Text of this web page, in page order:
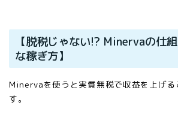
【脱税じゃない!? Minervaの仕
な稼ぎ方】
Minervaを使うと実質無税で収益を上げる
す。